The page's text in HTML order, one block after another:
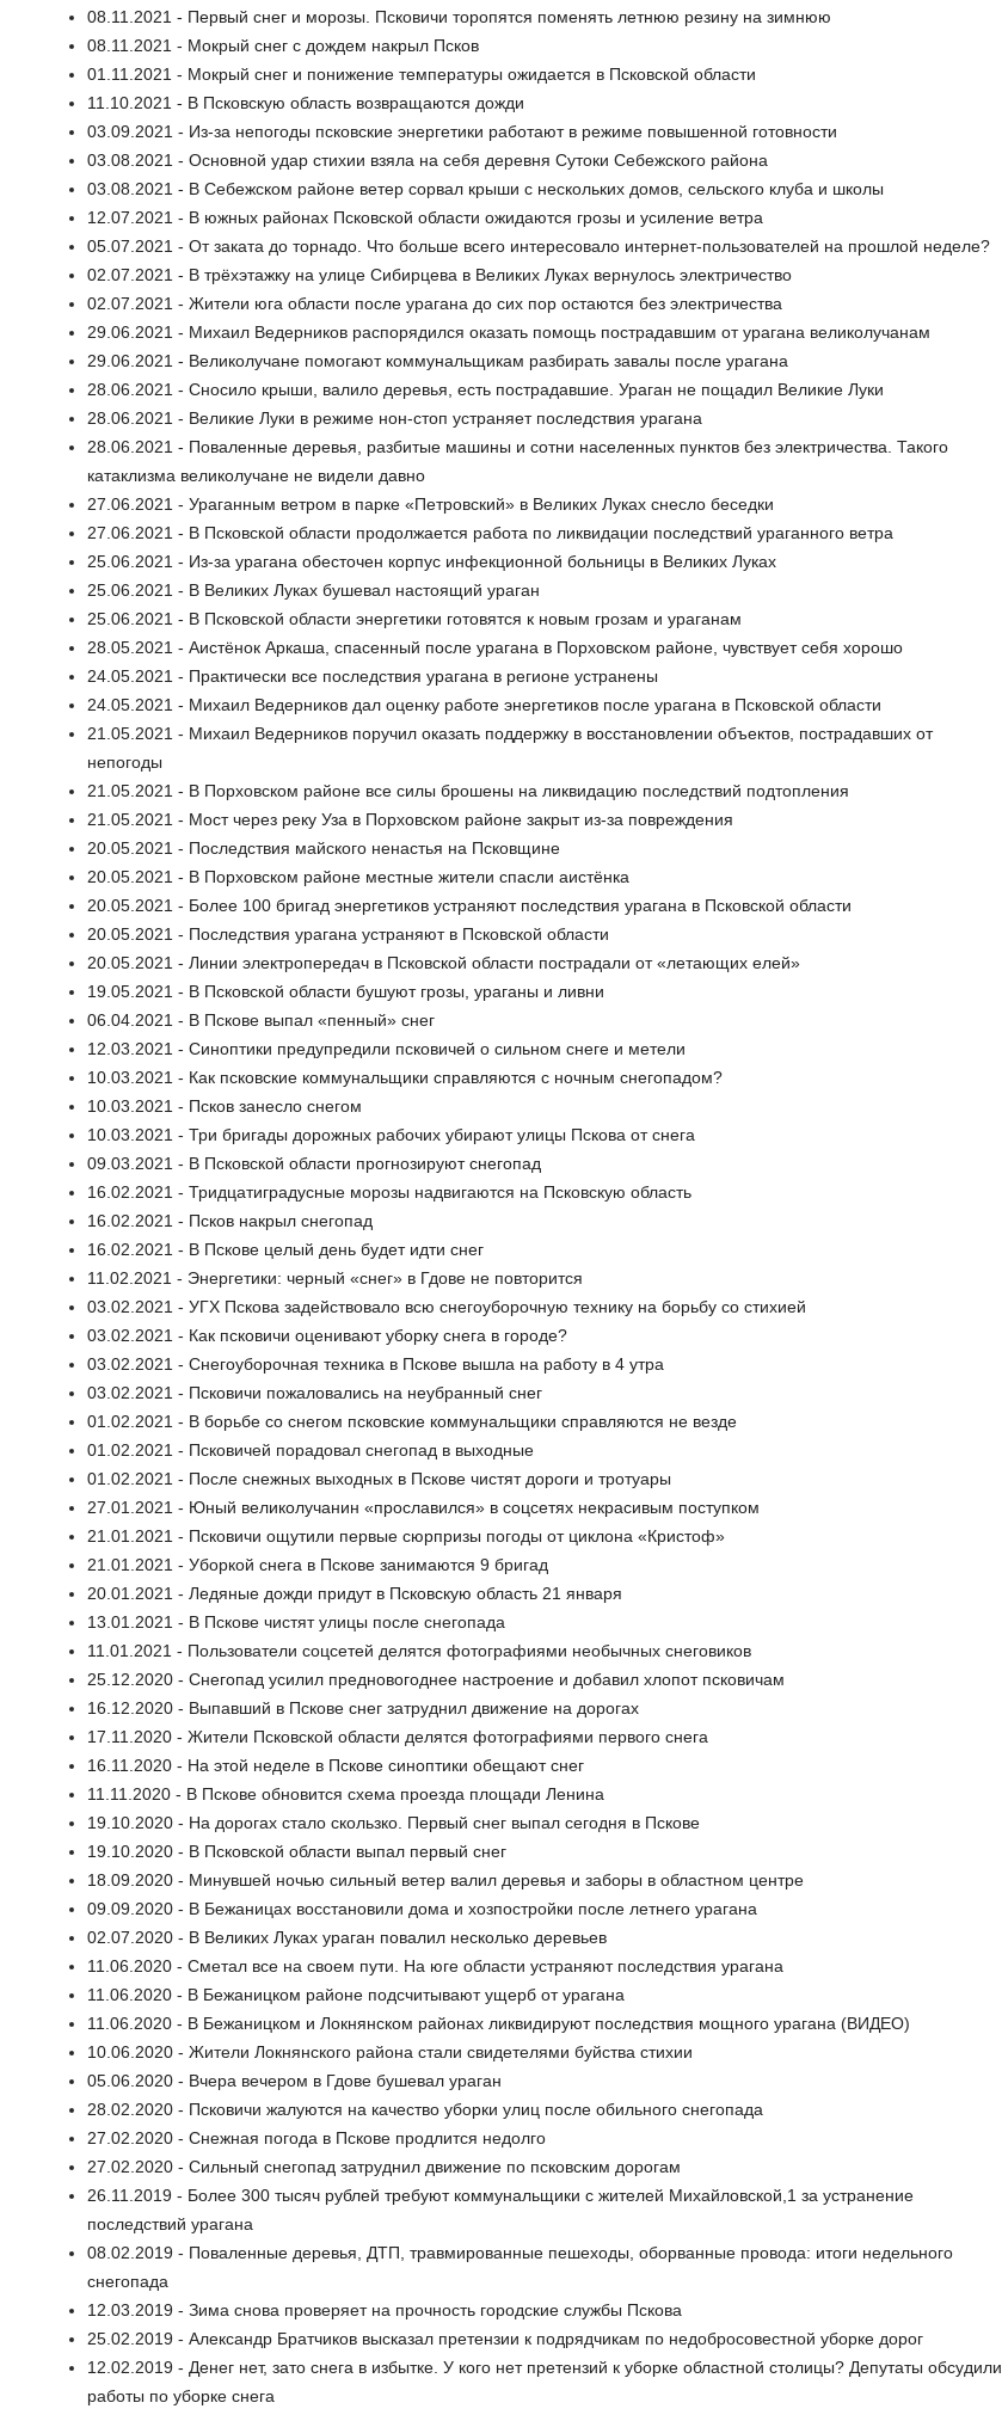
08.11.2021 - Первый снег и морозы. Псковичи торопятся поменять летнюю резину на зимнюю
08.11.2021 - Мокрый снег с дождем накрыл Псков
01.11.2021 - Мокрый снег и понижение температуры ожидается в Псковской области
11.10.2021 - В Псковскую область возвращаются дожди
03.09.2021 - Из-за непогоды псковские энергетики работают в режиме повышенной готовности
03.08.2021 - Основной удар стихии взяла на себя деревня Сутоки Себежского района
03.08.2021 - В Себежском районе ветер сорвал крыши с нескольких домов, сельского клуба и школы
12.07.2021 - В южных районах Псковской области ожидаются грозы и усиление ветра
05.07.2021 - От заката до торнадо. Что больше всего интересовало интернет-пользователей на прошлой неделе?
02.07.2021 - В трёхэтажку на улице Сибирцева в Великих Луках вернулось электричество
02.07.2021 - Жители юга области после урагана до сих пор остаются без электричества
29.06.2021 - Михаил Ведерников распорядился оказать помощь пострадавшим от урагана великолучанам
29.06.2021 - Великолучане помогают коммунальщикам разбирать завалы после урагана
28.06.2021 - Сносило крыши, валило деревья, есть пострадавшие. Ураган не пощадил Великие Луки
28.06.2021 - Великие Луки в режиме нон-стоп устраняет последствия урагана
28.06.2021 - Поваленные деревья, разбитые машины и сотни населенных пунктов без электричества. Такого
катаклизма великолучане не видели давно
27.06.2021 - Ураганным ветром в парке «Петровский» в Великих Луках снесло беседки
27.06.2021 - В Псковской области продолжается работа по ликвидации последствий ураганного ветра
25.06.2021 - Из-за урагана обесточен корпус инфекционной больницы в Великих Луках
25.06.2021 - В Великих Луках бушевал настоящий ураган
25.06.2021 - В Псковской области энергетики готовятся к новым грозам и ураганам
28.05.2021 - Аистёнок Аркаша, спасенный после урагана в Порховском районе, чувствует себя хорошо
24.05.2021 - Практически все последствия урагана в регионе устранены
24.05.2021 - Михаил Ведерников дал оценку работе энергетиков после урагана в Псковской области
21.05.2021 - Михаил Ведерников поручил оказать поддержку в восстановлении объектов, пострадавших от
непогоды
21.05.2021 - В Порховском районе все силы брошены на ликвидацию последствий подтопления
21.05.2021 - Мост через реку Уза в Порховском районе закрыт из-за повреждения
20.05.2021 - Последствия майского ненастья на Псковщине
20.05.2021 - В Порховском районе местные жители спасли аистёнка
20.05.2021 - Более 100 бригад энергетиков устраняют последствия урагана в Псковской области
20.05.2021 - Последствия урагана устраняют в Псковской области
20.05.2021 - Линии электропередач в Псковской области пострадали от «летающих елей»
19.05.2021 - В Псковской области бушуют грозы, ураганы и ливни
06.04.2021 - В Пскове выпал «пенный» снег
12.03.2021 - Синоптики предупредили псковичей о сильном снеге и метели
10.03.2021 - Как псковские коммунальщики справляются с ночным снегопадом?
10.03.2021 - Псков занесло снегом
10.03.2021 - Три бригады дорожных рабочих убирают улицы Пскова от снега
09.03.2021 - В Псковской области прогнозируют снегопад
16.02.2021 - Тридцатиградусные морозы надвигаются на Псковскую область
16.02.2021 - Псков накрыл снегопад
16.02.2021 - В Пскове целый день будет идти снег
11.02.2021 - Энергетики: черный «снег» в Гдове не повторится
03.02.2021 - УГХ Пскова задействовало всю снегоуборочную технику на борьбу со стихией
03.02.2021 - Как псковичи оценивают уборку снега в городе?
03.02.2021 - Снегоуборочная техника в Пскове вышла на работу в 4 утра
03.02.2021 - Псковичи пожаловались на неубранный снег
01.02.2021 - В борьбе со снегом псковские коммунальщики справляются не везде
01.02.2021 - Псковичей порадовал снегопад в выходные
01.02.2021 - После снежных выходных в Пскове чистят дороги и тротуары
27.01.2021 - Юный великолучанин «прославился» в соцсетях некрасивым поступком
21.01.2021 - Псковичи ощутили первые сюрпризы погоды от циклона «Кристоф»
21.01.2021 - Уборкой снега в Пскове занимаются 9 бригад
20.01.2021 - Ледяные дожди придут в Псковскую область 21 января
13.01.2021 - В Пскове чистят улицы после снегопада
11.01.2021 - Пользователи соцсетей делятся фотографиями необычных снеговиков
25.12.2020 - Снегопад усилил предновогоднее настроение и добавил хлопот псковичам
16.12.2020 - Выпавший в Пскове снег затруднил движение на дорогах
17.11.2020 - Жители Псковской области делятся фотографиями первого снега
16.11.2020 - На этой неделе в Пскове синоптики обещают снег
11.11.2020 - В Пскове обновится схема проезда площади Ленина
19.10.2020 - На дорогах стало скользко. Первый снег выпал сегодня в Пскове
19.10.2020 - В Псковской области выпал первый снег
18.09.2020 - Минувшей ночью сильный ветер валил деревья и заборы в областном центре
09.09.2020 - В Бежаницах восстановили дома и хозпостройки после летнего урагана
02.07.2020 - В Великих Луках ураган повалил несколько деревьев
11.06.2020 - Сметал все на своем пути. На юге области устраняют последствия урагана
11.06.2020 - В Бежаницком районе подсчитывают ущерб от урагана
11.06.2020 - В Бежаницком и Локнянском районах ликвидируют последствия мощного урагана (ВИДЕО)
10.06.2020 - Жители Локнянского района стали свидетелями буйства стихии
05.06.2020 - Вчера вечером в Гдове бушевал ураган
28.02.2020 - Псковичи жалуются на качество уборки улиц после обильного снегопада
27.02.2020 - Снежная погода в Пскове продлится недолго
27.02.2020 - Сильный снегопад затруднил движение по псковским дорогам
26.11.2019 - Более 300 тысяч рублей требуют коммунальщики с жителей Михайловской,1 за устранение
последствий урагана
08.02.2019 - Поваленные деревья, ДТП, травмированные пешеходы, оборванные провода: итоги недельного
снегопада
12.03.2019 - Зима снова проверяет на прочность городские службы Пскова
25.02.2019 - Александр Братчиков высказал претензии к подрядчикам по недобросовестной уборке дорог
12.02.2019 - Денег нет, зато снега в избытке. У кого нет претензий к уборке областной столицы? Депутаты обсудили
работы по уборке снега